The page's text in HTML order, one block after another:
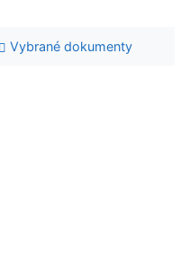
Vybrané dokumenty